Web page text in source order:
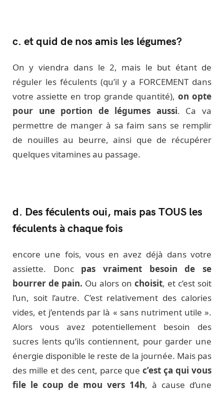
c. et quid de nos amis les légumes?
On y viendra dans le 2, mais le but étant de
réguler les féculents (qu’il y a FORCEMENT dans
votre assiette en trop grande quantité), on opte
pour une portion de légumes aussi. Ca va
permettre de manger à sa faim sans se remplir
de nouilles au beurre, ainsi que de récupérer
quelques vitamines au passage.
d. Des féculents oui, mais pas TOUS les
féculents à chaque fois
encore une fois, vous en avez déjà dans votre
assiette. Doncpas vraiment besoin de se
bourrer de pain. Ou alors on choisit, et c’est soit
l’un, soit l’autre. C’est relativement des calories
vides, et j’entends par là « sans nutriment utile ».
Alors vous avez potentiellement besoin des
sucres lents qu’ils contiennent, pour garder une
énergie disponible le reste de la journée. Mais pas
des mille et des cent, parce quec’est ça qui vous
file le coup de mou vers 14h, à cause d’une